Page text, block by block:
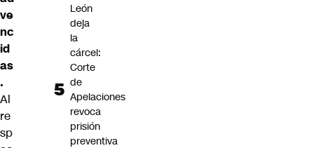
ve
nc
id
as
.
Al
re
sp
León
deja
la
cárcel:
Corte
de
Apelaciones
revoca
prisión
preventiva